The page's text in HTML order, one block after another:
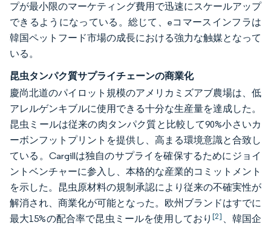
プが最小限のマーケティング費用で迅速にスケールアップ
できるようになっている。総じて、eコマースインフラは
韓国ペットフード市場の成長における強力な触媒となって
いる。
昆虫タンパク質サプライチェーンの商業化
慶尚北道のパイロット規模のアメリカミズアブ農場は、低
アレルゲンキブルに使用できる十分な生産量を達成した。
昆虫ミールは従来の肉タンパク質と比較して90%小さいカ
ーボンフットプリントを提供し、高まる環境意識と合致し
ている。Cargillは独自のサプライを確保するためにジョイ
ントベンチャーに参入し、本格的な産業的コミットメント
を示した。昆虫原材料の規制承認により従来の不確実性が
解消され、商業化が可能となった。欧州ブランドはすでに
最大15%の配合率で昆虫ミールを使用しており[2] 、韓国企